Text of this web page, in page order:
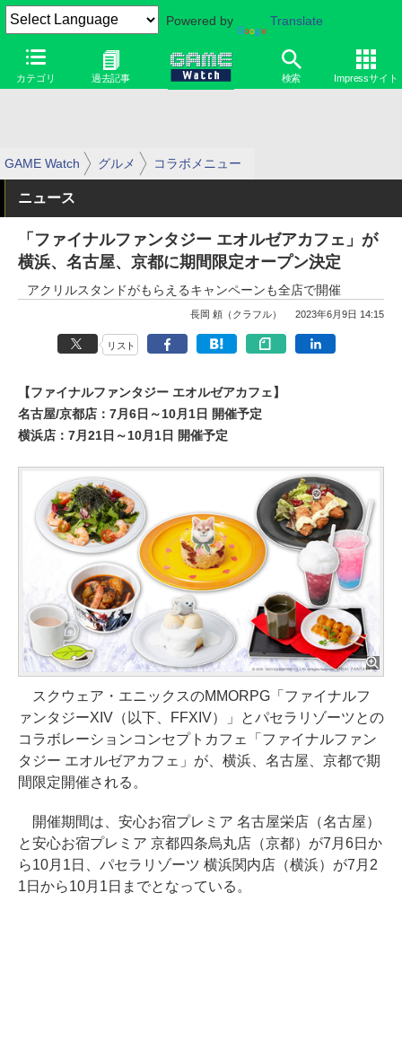
Powered by Translate
カテゴリ 過去記事 検索 Impressサイト
GAME Watch グルメ コラボメニュー
ニュース
「ファイナルファンタジー エオルゼアカフェ」が
横浜、名古屋、京都に期間限定オープン決定
アクリルスタンドがもらえるキャンペーンも全店で開催
長岡 頼（クラフル） 2023年6月9日 14:15
リスト
【ファイナルファンタジー エオルゼアカフェ】
名古屋/京都店：7月6日～10月1日 開催予定
横浜店：7月21日～10月1日 開催予定
スクウェア・エニックスのMMORPG「ファイナルフ
ァンタジーXIV（以下、FFXIV）」とパセラリゾーツとの
コラボレーションコンセプトカフェ「ファイナルファン
タジー エオルゼアカフェ」が、横浜、名古屋、京都で期
間限定開催される。
開催期間は、安心お宿プレミア 名古屋栄店（名古屋）
と安心お宿プレミア 京都四条烏丸店（京都）が7月6日か
ら10月1日、パセラリゾーツ 横浜関内店（横浜）が7月2
1日から10月1日までとなっている。